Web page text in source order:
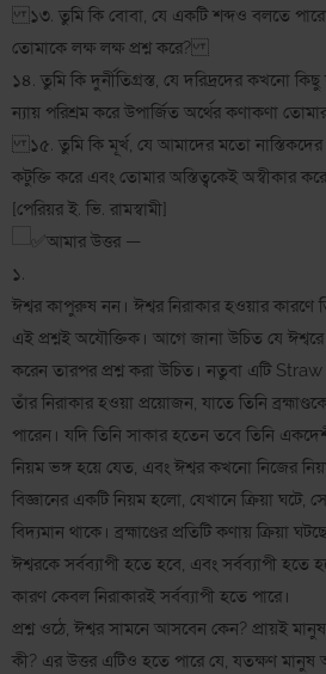
১৩. তুমি কি বোবা, যে একটি শব্দও বলতে
তোমাকে লক্ষ লক্ষ প্রশ্ন করে?
১৪. তুমি কি দুর্নীতিগ্রস্ত, যে দরিদ্রদের কখনো
ন্যায় পরিশ্রম করে উপার্জিত অর্থের কণাকণা
১৫. তুমি কি মূর্খ, যে আমাদের মতো নাস্তিকদের
কটুক্তি করে এবং তোমার অস্তিত্বকেই অস্বীকার
[পেরিয়র ই. ভি. রামস্বামী]
আমার উত্তর —
১.
ঈশ্বর কাপুরুষ নন। ঈশ্বর নিরাকার হওয়ার
এই প্রশ্নই অযৌক্তিক। আগে জানা উচিত যে ঈশ্বরে
করেন তারপর প্রশ্ন করা উচিত। নতুবা এটি
তাঁর নিরাকার হওয়া প্রয়োজন, যাতে তিনি
পারেন। যদি তিনি সাকার হতেন তবে তিনি
নিয়ম ভঙ্গ হয়ে যেত, এবং ঈশ্বর কখনো নিজের
বিজ্ঞানের একটি নিয়ম হলো, যেখানে ক্রিয়া ঘটে,
বিদ্যমান থাকে। ব্রহ্মাণ্ডের প্রতিটি কণায় ক্রিয়া
ঈশ্বরকে সর্বব্যাপী হতে হবে, এবং সর্বব্যাপী
কারণ কেবল নিরাকারই সর্বব্যাপী হতে পারে।
প্রশ্ন ওঠে, ঈশ্বর সামনে আসবেন কেন? প্রায়ই
কী? এর উত্তর এটিও হতে পারে যে, যতক্ষণ